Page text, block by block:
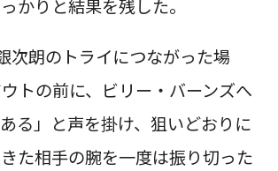
かりと結果を残した。
次朗のトライにつながった場
トの前に、ビリー・バーンズへ
ある」と声を掛け、狙いどおりに
た相手の腕を一度は振り切った